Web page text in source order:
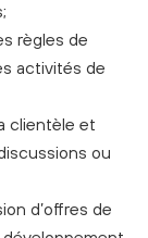
règles de
activités de
clientèle et
ou
d’offres de